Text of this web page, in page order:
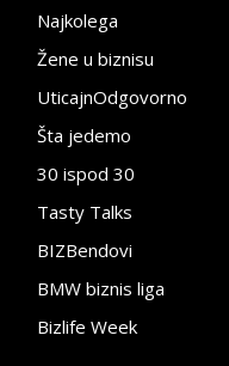
Najkolega
Žene u biznisu
UticajnOdgovorno
Šta jedemo
30 ispod 30
Tasty Talks
BIZBendovi
BMW biznis liga
Bizlife Week